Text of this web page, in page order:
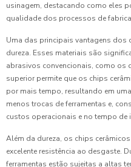
usinagem, destacando como eles
qualidade dos processos de
Uma das principais vantagens dos
dureza. Esses materiais são
abrasivos convencionais, como os
superior permite que os chips
por mais tempo, resultando em
menos trocas de ferramentas e,
custos operacionais e no tempo de
Além da dureza, os chips
excelente resistência ao desgaste.
ferramentas estão sujeitas a altas